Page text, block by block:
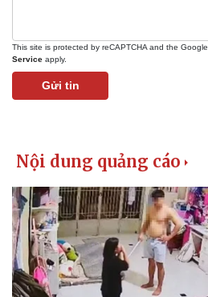
This site is protected by reCAPTCHA and the Google
Service apply.
Gửi tin